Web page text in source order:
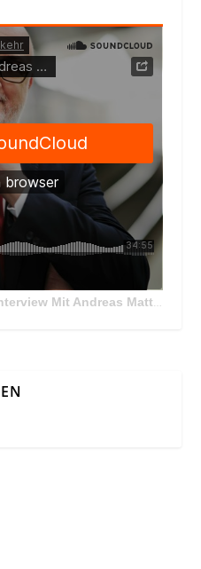
Mit Andreas Matthä, CEO der ÖBB Holding